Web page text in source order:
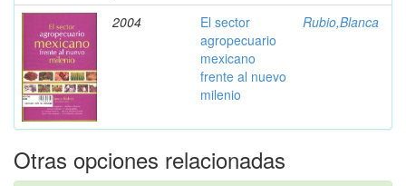
2004
El sector
agropecuario
mexicano
frente al nuevo
milenio
Rubio,Blanca
Otras opciones relacionadas